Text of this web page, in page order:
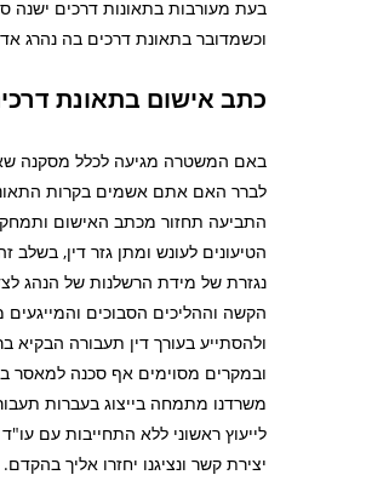
וכשמדובר בתאונת דרכים בה נהרג אדם,
כתב אישום בתאונת
באם המשטרה מגיעה לכלל מסקנה
לברר האם אתם אשמים בקרות
התביעה תחזור מכתב האישום
הטיעונים לעונש ומתן גזר דין,
נגזרת של מידת הרשלנות של הנהג
הקשה וההליכים הסבוכים
ולהסתייע בעורך דין תעבורה הבקיא
ובמקרים מסוימים אף סכנה למאסר
משרדנו מתמחה בייצוג בעברות
יצירת קשר ונציגנו יחזרו אליך בהקדם.